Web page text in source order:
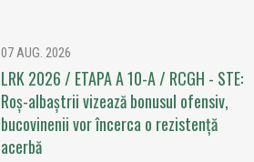
07 AUG. 2026
LRK 2026 / ETAPA A 10-A / RCGH - STE:
Roș-albaștrii vizează bonusul ofensiv,
bucovinenii vor încerca o rezistență
acerbă